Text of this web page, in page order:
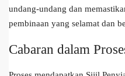
undang-undang dan
pembinaan yang selamat dan
Cabaran dalam